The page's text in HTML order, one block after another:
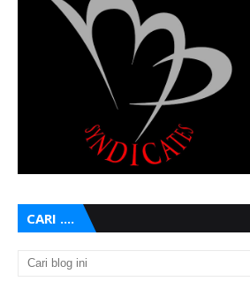
CARI ....